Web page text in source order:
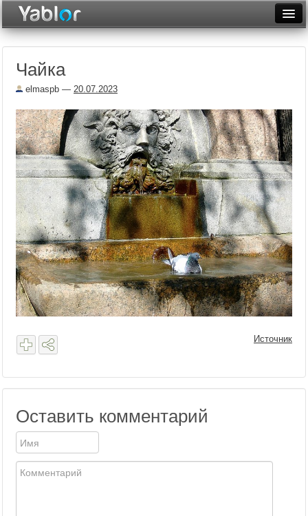
Рейтинги
Архив
Фототоп
Видеотоп
Чайка
elmaspb — 20.07.2023
Источник
Оставить комментарий